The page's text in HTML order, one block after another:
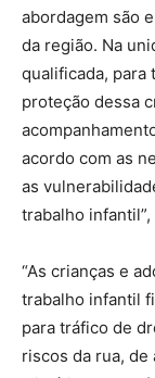
abordagem são
da região. Na
qualificada, para
proteção dessa
acordo com as
as
trabalho
“As crianças e
trabalho infantil
para tráfico de
riscos da rua, de